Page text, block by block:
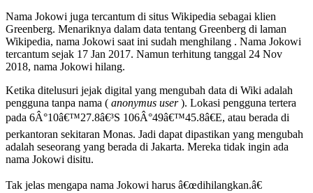
Nama Jokowi juga tercantum di situs Wikipedia sebagai klien
Greenberg. Menariknya dalam data tentang Greenberg di laman
Wikipedia, nama Jokowi saat ini sudah menghilang . Nama Jokowi
tercantum sejak 17 Jan 2017. Namun terhitung tanggal 24 Nov
2018, nama Jokowi hilang.
Ketika ditelusuri jejak digital yang mengubah data di Wiki adalah
pengguna tanpa nama ( anonymus user). Lokasi pengguna tertera
pada 6Â°10â€™27.8â€³S 106Â°49â€™45.8â€E, atau berada di
perkantoran sekitaran Monas. Jadi dapat dipastikan yang mengubah
adalah seseorang yang berada di Jakarta. Mereka tidak ingin ada
nama Jokowi disitu.
Tak jelas mengapa nama Jokowi harus â€œdihilangkan.â€